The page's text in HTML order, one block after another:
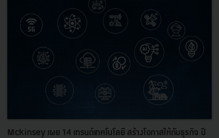
Mckinsey เผย 14 เทรนด์เทคโนโลยี สร้างโอกาสให้กับธุรกิจ ปี